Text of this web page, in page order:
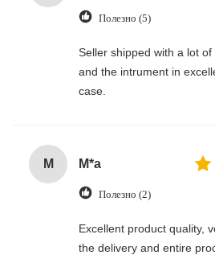
Полезно (5)
Seller shipped with a lot
and the intrument in
case.
M M*a
Полезно (2)
Excellent product quality,
the delivery and entire